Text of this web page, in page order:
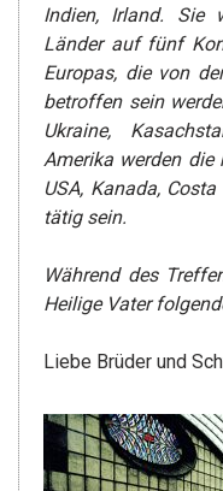
Indien, Irland. Sie
Länder auf fünf
Europas, die von
betroffen sein
Ukraine,
Amerika werden
USA, Kanada,
tätig sein.
Während des
Heilige Vater
Liebe Brüder und